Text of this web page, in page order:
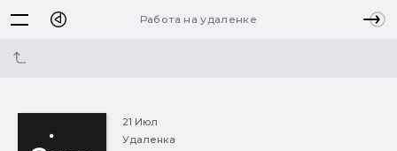
Работа на удаленке
21 Июл
Удаленка